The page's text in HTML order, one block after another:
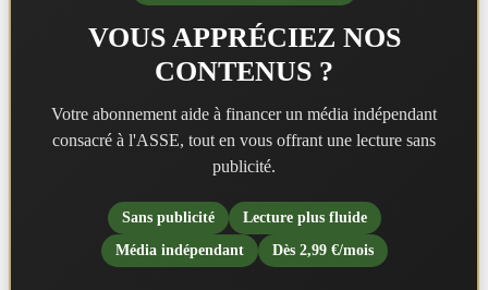
VOUS APPRÉCIEZ NOS
CONTENUS ?
Votre abonnement aide à financer un média indépendant
consacré à l'ASSE, tout en vous offrant une lecture sans
publicité.
Sans publicité
Lecture plus fluide
Média indépendant
Dès 2,99 €/mois